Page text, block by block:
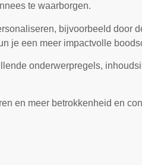
te waarborgen.
bijvoorbeeld door
je een meer impactvolle
onderwerpregels,
en meer betrokkenheid en